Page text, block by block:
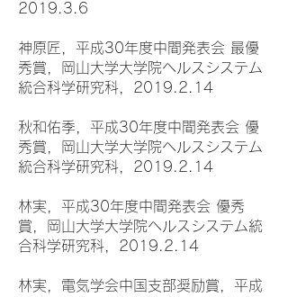
2019.3.6
神原匠，平成30年度中間発表会 最優
秀賞，岡山大学大学院ヘルスシステム
統合科学研究科，2019.2.14
秋和佑季，平成30年度中間発表会 優
秀賞，岡山大学大学院ヘルスシステム
統合科学研究科，2019.2.14
林実，平成30年度中間発表会 優秀
賞，岡山大学大学院ヘルスシステム統
合科学研究科，2019.2.14
林実，電気学会中国支部奨励賞，平成